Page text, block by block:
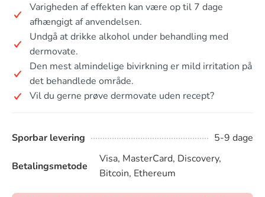
Varigheden af effekten kan være op til 7 dage
afhængigt af anvendelsen.
Undgå at drikke alkohol under behandling med
dermovate.
Den mest almindelige bivirkning er mild irritation på
det behandlede område.
Vil du gerne prøve dermovate uden recept?
Sporbar levering 5-9 dage
Betalingsmetode
Visa, MasterCard, Discovery,
Bitcoin, Ethereum